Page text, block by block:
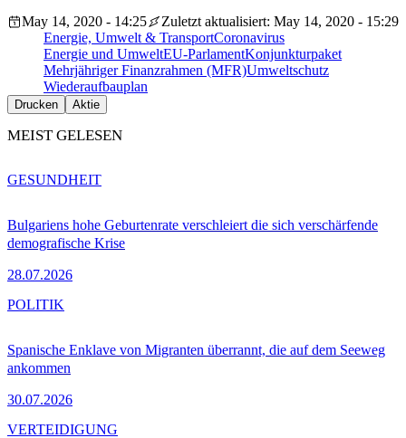
May 14, 2020 - 14:25
Zuletzt aktualisiert: May 14, 2020 - 15:29
Energie, Umwelt & TransportCoronavirus
Energie und UmweltEU-ParlamentKonjunkturpaket
Mehrjähriger Finanzrahmen (MFR)Umweltschutz
Wiederaufbauplan
Drucken Aktie
MEIST GELESEN
Bulgariens hohe Geburtenrate verschleiert die sich verschärfende
demografische Krise
28.07.2026
GESUNDHEIT
Spanische Enklave von Migranten überrannt, die auf dem Seeweg
ankommen
30.07.2026
POLITIK
VERTEIDIGUNG